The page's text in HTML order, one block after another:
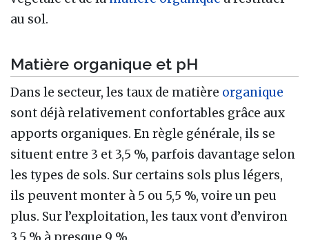
au sol.
Matière organique et pH
Dans le secteur, les taux de matière organique
sont déjà relativement confortables grâce aux
apports organiques. En règle générale, ils se
situent entre 3 et 3,5 %, parfois davantage selon
les types de sols. Sur certains sols plus légers,
ils peuvent monter à 5 ou 5,5 %, voire un peu
plus. Sur l’exploitation, les taux vont d’environ
3,5 % à presque 9 %.